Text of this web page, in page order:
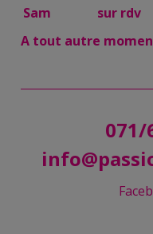
Sam
sur rdv
A tout autre
071/